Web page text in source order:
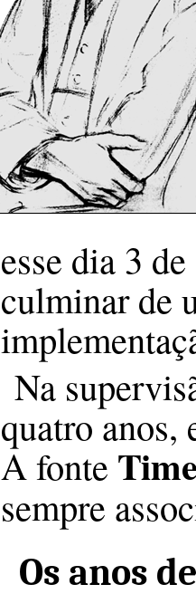
esse dia 3
culminar de
Na
quatro anos,
A fonte
sempre
Os anos